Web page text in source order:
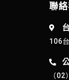
聯
106
（